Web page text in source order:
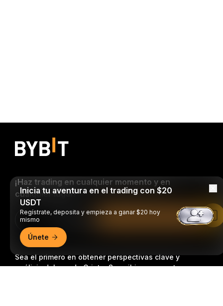
Sea el primero en obtener perspectivas clave y
análisis del mundo Cripto: Suscribirse a nuestro
¡Haz trading en cualquier momento y en
cualquier lugar!
Inicia tu aventura en el trading con $20
USDT
Regístrate, deposita y empieza a ganar $20 hoy
mismo
Únete
Leer en la aplicación de Bybit